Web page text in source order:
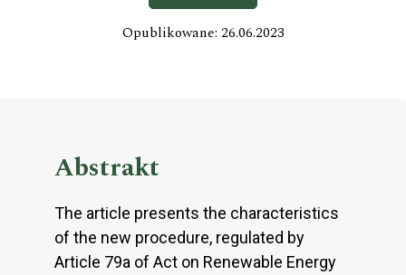
Opublikowane: 26.06.2023
Abstrakt
The article presents the characteristics
of the new procedure, regulated by
Article 79a of Act on Renewable Energy